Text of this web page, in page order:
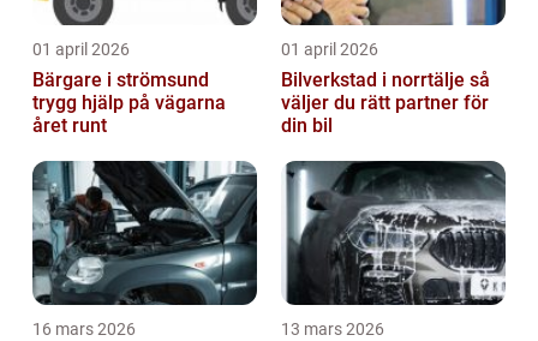
01 april 2026
Bärgare i strömsund
trygg hjälp på vägarna
året runt
01 april 2026
Bilverkstad i norrtälje så
väljer du rätt partner för
din bil
16 mars 2026 13 mars 2026